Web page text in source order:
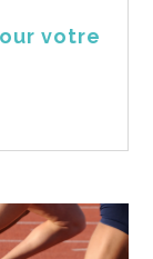
votre